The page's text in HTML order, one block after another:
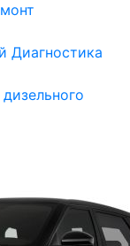
Диагностика